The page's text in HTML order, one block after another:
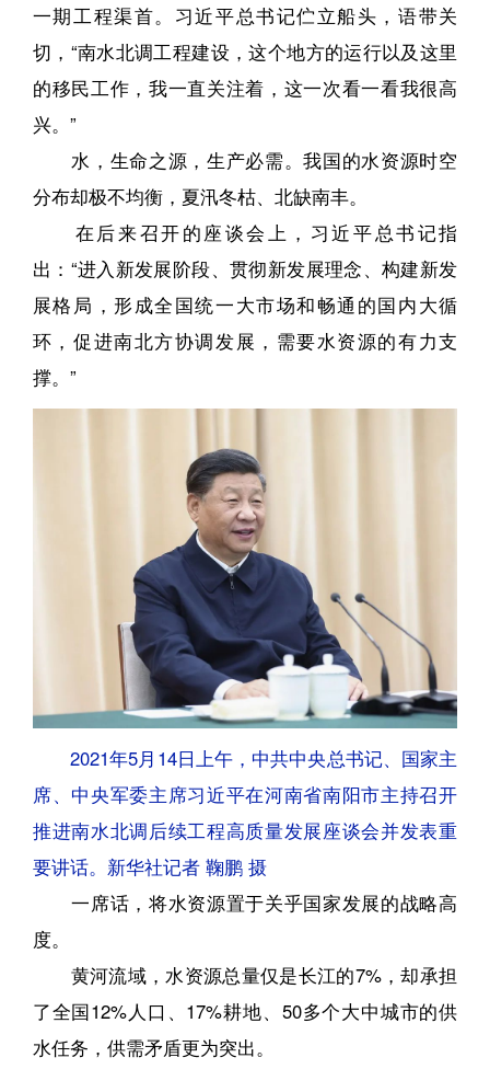
一期工程渠首。习近平总书记伫立船头，语带关
切，“南水北调工程建设，这个地方的运行以及这里
的移民工作，我一直关注着，这一次看一看我很高
兴。”
水，生命之源，生产必需。我国的水资源时空
分布却极不均衡，夏汛冬枯、北缺南丰。
在后来召开的座谈会上，习近平总书记指
出：“进入新发展阶段、贯彻新发展理念、构建新发
展格局，形成全国统一大市场和畅通的国内大循
环，促进南北方协调发展，需要水资源的有力支
撑。”
2021年5月14日上午，中共中央总书记、国家主
席、中央军委主席习近平在河南省南阳市主持召开
推进南水北调后续工程高质量发展座谈会并发表重
要讲话。新华社记者 鞠鹏 摄
一席话，将水资源置于关乎国家发展的战略高
度。
黄河流域，水资源总量仅是长江的7%，却承担
了全国12%人口、17%耕地、50多个大中城市的供
水任务，供需矛盾更为突出。